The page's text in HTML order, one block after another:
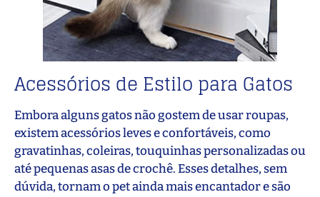
Acessórios de Estilo para Gatos
Embora alguns gatos não gostem de usar roupas,
existem acessórios leves e confortáveis, como
gravatinhas, coleiras, touquinhas personalizadas ou
até pequenas asas de crochê. Esses detalhes, sem
dúvida, tornam o pet ainda mais encantador e são